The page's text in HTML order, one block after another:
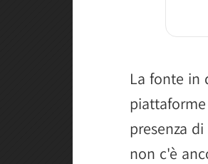
La fonte in
presenza di
non c'è